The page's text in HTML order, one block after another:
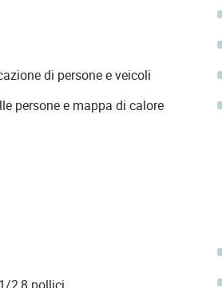
di persone e veicoli
persone e mappa di calore